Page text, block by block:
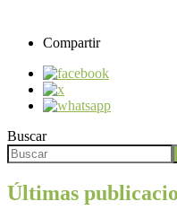
Compartir
Buscar
Últimas